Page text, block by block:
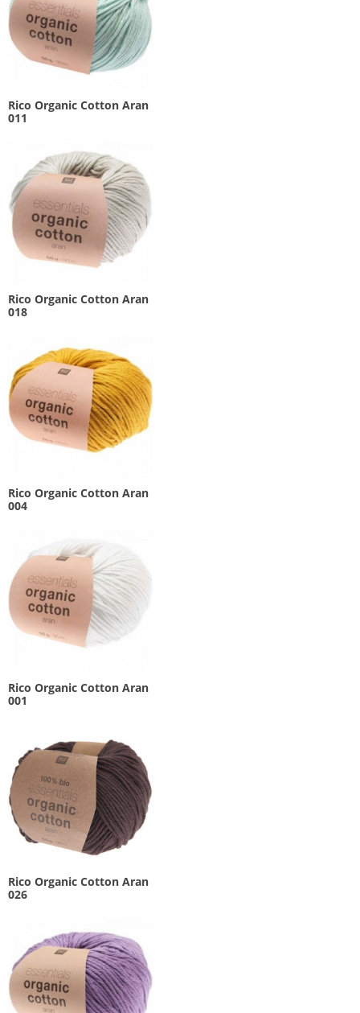
Rico Organic Cotton Aran
011
Rico Organic Cotton Aran
018
Rico Organic Cotton Aran
004
Rico Organic Cotton Aran
001
Rico Organic Cotton Aran
026